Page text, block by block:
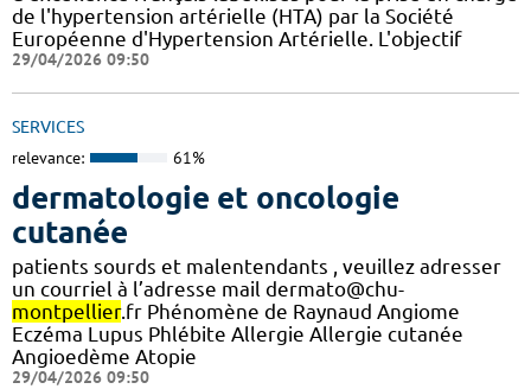
de l'hypertension artérielle (HTA) par la Société
Européenne d'Hypertension Artérielle. L'objectif
29/04/2026 09:50
SERVICES
relevance: 61%
dermatologie et oncologie
cutanée
patients sourds et malentendants , veuillez adresser
un courriel à l’adresse mail dermato@chu-
montpellier.fr Phénomène de Raynaud Angiome
Eczéma Lupus Phlébite Allergie Allergie cutanée
Angioedème Atopie
29/04/2026 09:50